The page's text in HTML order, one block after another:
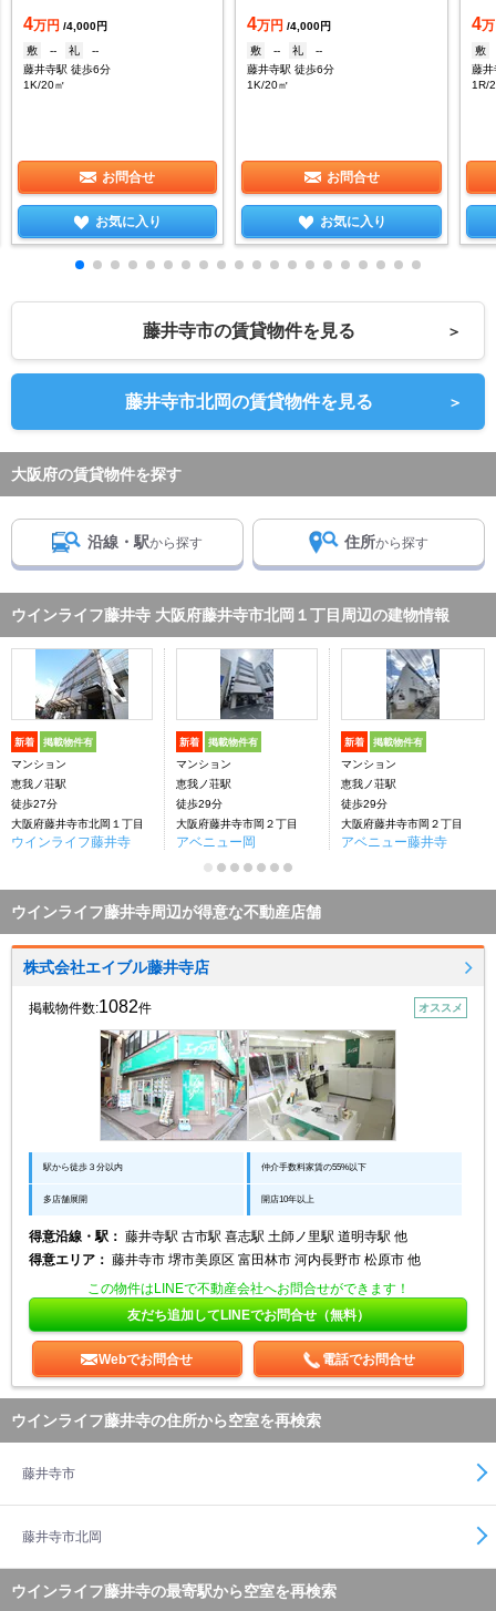
4万円 /4,000円
敷
-- 礼
--
藤井寺駅 徒歩6分
1K/20㎡
お問合せ
お気に入り
4万円 /4,000円
敷
-- 礼
--
藤井寺駅 徒歩6分
1K/20㎡
お問合せ
お気に入り
4
敷
藤井
1R/
藤井寺市の賃貸物件を見る ＞
藤井寺市北岡の賃貸物件を見る ＞
大阪府の賃貸物件を探す
沿線・駅から探す 住所から探す
ウインライフ藤井寺 大阪府藤井寺市北岡１丁目周辺の建物情報
新着 掲載物件有
マンション
恵我ノ荘駅
徒歩27分
大阪府藤井寺市北岡１丁目
ウインライフ藤井寺
新着 掲載物件有
マンション
恵我ノ荘駅
徒歩29分
大阪府藤井寺市岡２丁目
アベニュー岡
新着 掲載物件有
マンション
恵我ノ荘駅
徒歩29分
大阪府藤井寺市岡２丁目
アベニュー藤井寺
ウインライフ藤井寺周辺が得意な不動産店舗
株式会社エイブル藤井寺店
掲載物件数:1082件 オススメ
駅から徒歩３分以内 仲介手数料家賃の55%以下
多店舗展開 開店10年以上
得意沿線・駅： 藤井寺駅 古市駅 喜志駅 土師ノ里駅 道明寺駅 他
得意エリア： 藤井寺市 堺市美原区 富田林市 河内長野市 松原市 他
この物件はLINEで不動産会社へお問合せができます！
友だち追加してLINEでお問合せ（無料）
Webでお問合せ 電話でお問合せ
ウインライフ藤井寺の住所から空室を再検索
藤井寺市
藤井寺市北岡
ウインライフ藤井寺の最寄駅から空室を再検索